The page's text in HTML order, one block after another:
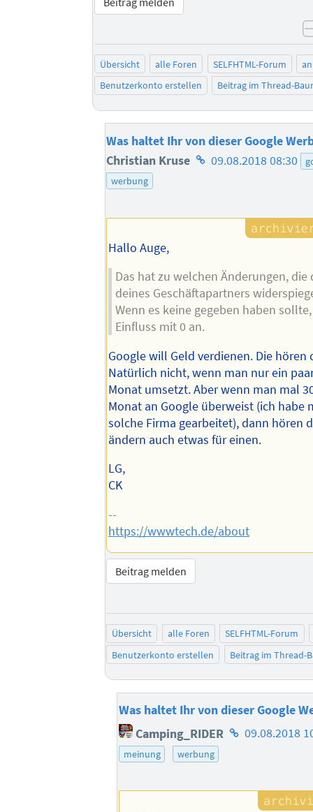
Übersicht alle Foren SELFHTML-Forum
Benutzerkonto erstellen
Beitrag im Thread-
Was haltet Ihr von dieser Google
Christian Kruse Homepage
09.08.2018 08:30
werbung
Hallo Auge,
Das hat zu welchen Änderungen, die
deines Geschäftapartners
Wenn es keine gegeben haben
Einfluss mit 0 an.
Google will Geld verdienen. Die hören
Natürlich nicht, wenn man nur ein
Monat umsetzt. Aber wenn man mal
Monat an Google überweist (ich habe
solche Firma gearbeitet), dann hören
ändern auch etwas für einen.
LG,
CK
--
https://wwwtech.de/about
Beitrag melden
Übersicht alle Foren
SELFHTML-Forum
Benutzerkonto erstellen
Beitrag im Thread-
Was haltet Ihr von dieser Google
Camping_RIDER Homepage
09.08.2018
meinung werbung